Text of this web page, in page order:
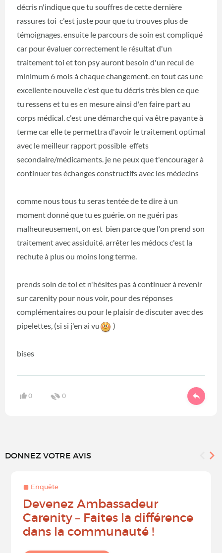
décris n'indique que tu souffres de cette dernière
rassures toi c'est juste pour que tu trouves plus de
témoignages. ensuite le parcours de soin est compliqué
car pour évaluer correctement le résultat d'un
traitement toi et ton psy auront besoin d'un recul de
minimum 6 mois à chaque changement. en tout cas une
excellente nouvelle c'est que tu décris très bien ce que
tu ressens et tu es en mesure ainsi d'en faire part au
corps médical. c'est une démarche qui va être payante à
terme car elle te permettra d'avoir le traitement optimal
avec le meilleur rapport possible effets
secondaire/médicaments. je ne peux que t'encourager à
continuer tes échanges constructifs avec les médecins
comme nous tous tu seras tentée de te dire à un
moment donné que tu es guérie. on ne guéri pas
malheureusement, on est bien parce que l'on prend son
traitement avec assiduité. arrêter les médocs c'est la
rechute à plus ou moins long terme.
prends soin de toi et n'hésites pas à continuer à revenir
sur carenity pour nous voir, pour des réponses
complémentaires ou pour le plaisir de discuter avec des
pipelettes, (si si j'en ai vu
)
bises
0 0
DONNEZ VOTRE AVIS
Enquête
Devenez Ambassadeur
Carenity – Faites la différence
dans la communauté !